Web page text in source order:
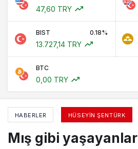
47,60 TRY
BIST 0.18%
13.727,14 TRY
BTC
0,00 TRY
HABERLER HÜSEYIN ŞENTÜRK
Mış gibi yaşayanlar